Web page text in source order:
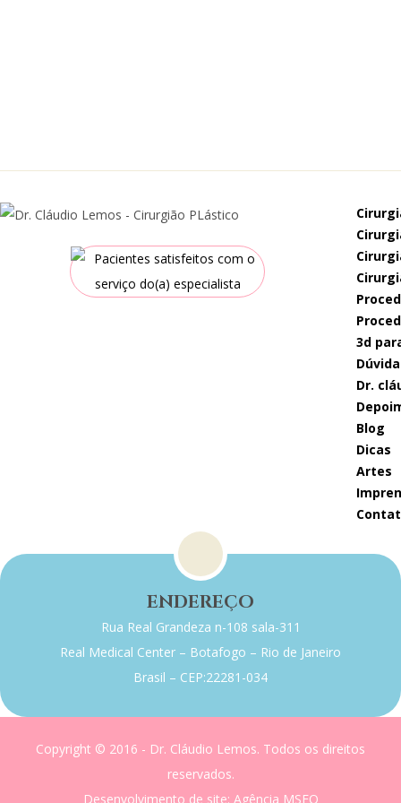
3d
dr.
blog
dicas
artes
ENDEREÇO
Rua Real Grandeza n-108 sala-311
Real Medical Center – Botafogo – Rio de Janeiro
Brasil – CEP:22281-034
Copyright © 2016 - Dr. Cláudio Lemos. Todos os direitos
reservados.
Desenvolvimento de site: Agência MSEO